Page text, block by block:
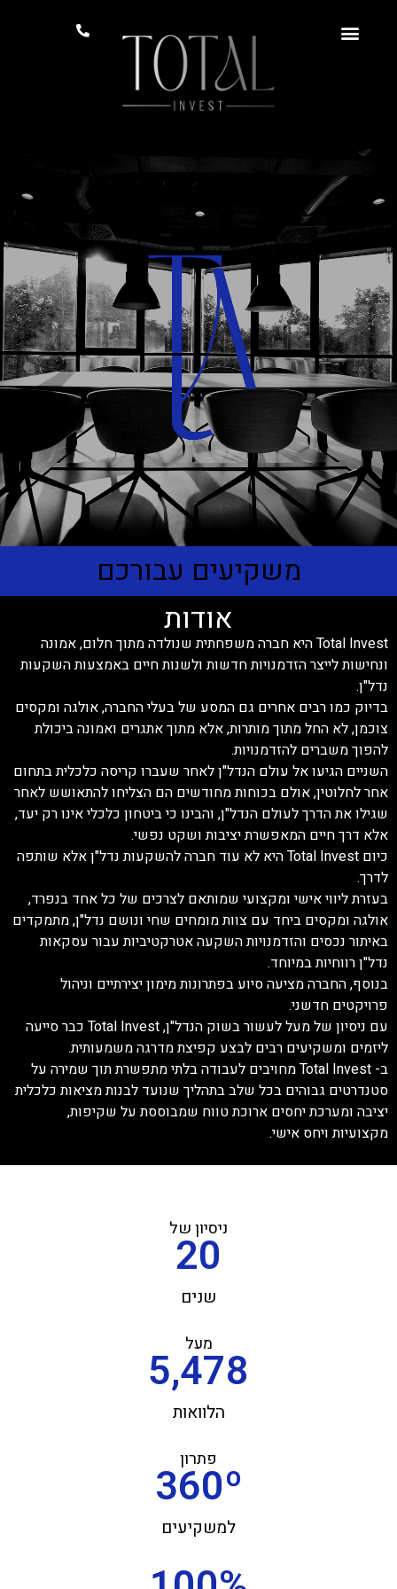
משקיעים עבורכם
אודות
Total Invest היא חברה משפחתית שנולדה מתוך חלום, אמונה
ונחישות לייצר הזדמנויות חדשות ולשנות חיים באמצעות השקעות
נדל"ן.
בדיוק כמו רבים אחרים גם המסע של בעלי החברה, אולגה ומקסים
צוכמן, לא החל מתוך מותרות, אלא מתוך אתגרים ואמונה ביכולת
להפוך משברים להזדמנויות.
השניים הגיעו אל עולם הנדל"ן לאחר שעברו קריסה כלכלית בתחום
אחר לחלוטין, אולם בכוחות מחודשים הם הצליחו להתאושש לאחר
שגילו את הדרך לעולם הנדל"ן, והבינו כי ביטחון כלכלי אינו רק יעד,
אלא דרך חיים המאפשרת יציבות ושקט נפשי.
כיום Total Invest היא לא עוד חברה להשקעות נדל"ן אלא שותפה
לדרך.
בעזרת ליווי אישי ומקצועי שמותאם לצרכים של כל אחד בנפרד,
אולגה ומקסים ביחד עם צוות מומחים שחי ונושם נדל"ן, מתמקדים
באיתור נכסים והזדמנויות השקעה אטרקטיביות עבור עסקאות
נדל"ן רווחיות במיוחד.
בנוסף, החברה מציעה סיוע בפתרונות מימון יצירתיים וניהול
פרויקטים חדשני.
עם ניסיון של מעל לעשור בשוק הנדל"ן, Total Invest כבר סייעה
ליזמים ומשקיעים רבים לבצע קפיצת מדרגה משמעותית.
ב- Total Invest מחויבים לעבודה בלתי מתפשרת תוך שמירה על
סטנדרטים גבוהים בכל שלב בתהליך שנועד לבנות מציאות כלכלית
יציבה ומערכת יחסים ארוכת טווח שמבוססת על שקיפות,
מקצועיות ויחס אישי.
ניסיון של
שנים
20
מעל
הלוואות
5,478
פתרון
למשקיעים
º
360